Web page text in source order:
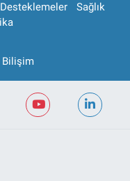
Desteklemeler
Sağlık
Bilişim